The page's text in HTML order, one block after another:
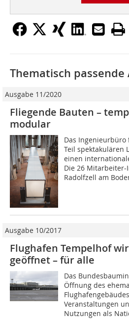
Thematisch passende
Ausgabe 11/2020
Fliegende Bauten –
modular
Das Ingenieurbüro
Teil spektakulären
einen
Die 26
Radolfzell am
Ausgabe 10/2017
Flughafen Tempelhof
geöffnet – für alle
Das
Öffnung des
Veranstaltungen
Nutzungen als